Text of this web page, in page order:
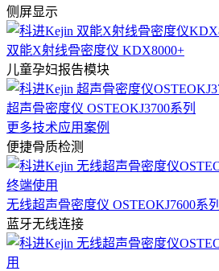
侧屏显示
双能X射线骨密度仪 KDX8000+
儿童孕妇报告模块
超声骨密度仪 OSTEOKJ3700系列
更多技术应用案例
便捷骨质检测
无线超声骨密度仪 OSTEOKJ7600系列
蓝牙无线连接